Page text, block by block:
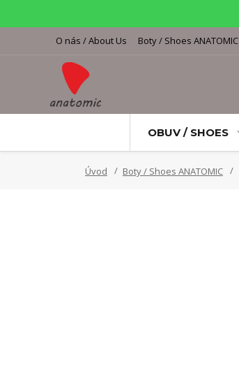
O nás / About Us Boty / Shoes ANATOMIC
OBUV / SHOES
Úvod Boty / Shoes ANATOMIC